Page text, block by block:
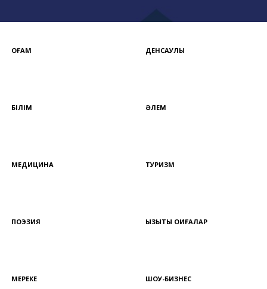
ҚОҒАМ ДЕНСАУЛЫҚ
БІЛІМ ӘЛЕМ
МЕДИЦИНА ТУРИЗМ
ПОЭЗИЯ ҚЫЗЫҚТЫ ОҚИҒАЛАР
МЕРЕКЕ ШОУ-БИЗНЕС